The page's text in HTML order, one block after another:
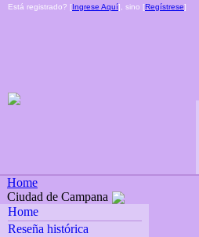
Está registrado? [Ingrese Aquí], sino [Regístrese]
Home
Ciudad de Campana
Home
Reseña histórica